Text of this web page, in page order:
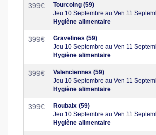
399€
Tourcoing (59)
Jeu 10 Septembre au Ven 11
Hygiène alimentaire
399€
Gravelines (59)
Jeu 10 Septembre au Ven 11
Hygiène alimentaire
399€
Valenciennes (59)
Jeu 10 Septembre au Ven 11
Hygiène alimentaire
399€
Roubaix (59)
Jeu 10 Septembre au Ven 11
Hygiène alimentaire